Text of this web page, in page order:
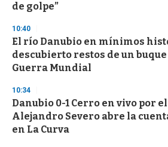
de golpe”
10:40
El río Danubio en mínimos
descubierto restos de un
Guerra Mundial
10:34
Danubio 0-1 Cerro en vivo por
Alejandro Severo abre la
en La Curva